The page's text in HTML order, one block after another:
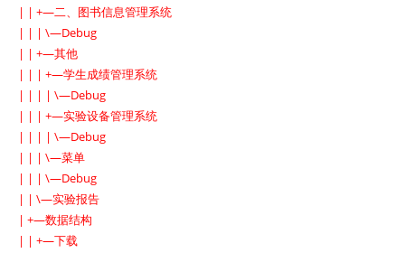
| | +—二、图书信息管理系统
| | | \—Debug
| | +—其他
| | | +—学生成绩管理系统
| | | | \—Debug
| | | +—实验设备管理系统
| | | | \—Debug
| | | \—菜单
| | | \—Debug
| | \—实验报告
| +—数据结构
| | +—下载